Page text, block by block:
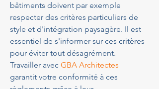
bâtiments doivent par exemple
respecter des critères particuliers de
style et d'intégration paysagère. Il est
essentiel de s'informer sur ces critères
pour éviter tout désagrément.
Travailler avec GBA Architectes
garantit votre conformité à ces